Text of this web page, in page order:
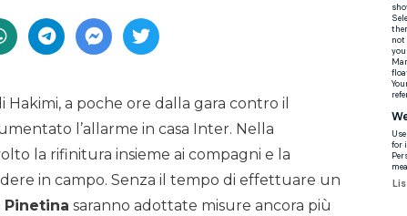
Hakimi, a poche ore dalla gara contro il
l’allarme in casa Inter. Nella
la rifinitura insieme ai compagni e la
in campo. Senza il tempo di effettuare un
Pinetina saranno adottate misure ancora più